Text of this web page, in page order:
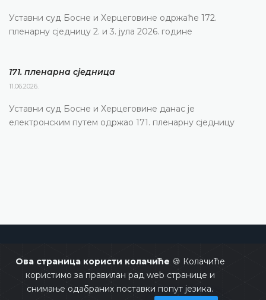
Ова страница користи колачиће 🍪 Колачиће
користимо за правилан рад web странице и
снимање одабраних поставки попут језика.
Уставни суд Босне и Херцеговине одржаће 172.
пленарну сједницу 2. и 3. јула 2026. године
171. пленарна сједницa
11.06.2026.
Уставни суд Босне и Херцеговине данас је
електронским путем одржао 171. пленарну сједницу